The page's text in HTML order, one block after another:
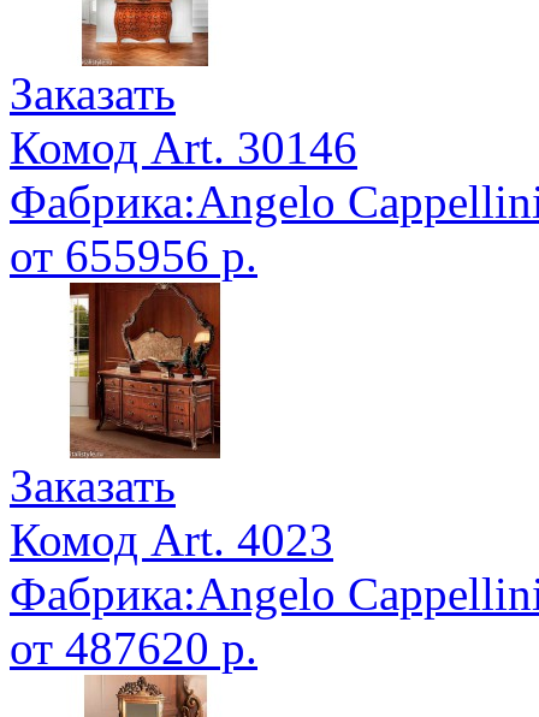
Заказать
Комод Art. 30146
Фабрика:Angelo
от 655956 р.
Заказать
Комод Art. 4023
Фабрика:Angelo
от 487620 р.